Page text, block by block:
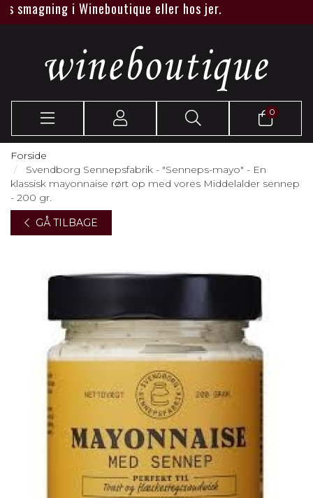
i Wineboutique eller hos jer.
0
Forside
Svendborg Sennepsfabrik - "Senneps-mayo" - En
klassisk mayonnaise rørt op med vores Middelalder sennep
- 200 gr.
GÅ TILBAGE